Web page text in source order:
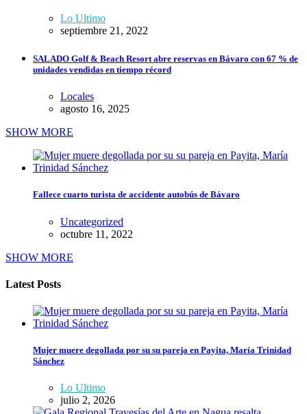
Lo Ultimo
septiembre 21, 2022
SALADO Golf & Beach Resort abre reservas en Bávaro con 67 % de
unidades vendidas en tiempo récord
Locales
agosto 16, 2025
SHOW MORE
Fallece cuarto turista de accidente autobús de Bávaro
Uncategorized
octubre 11, 2022
SHOW MORE
Latest Posts
Mujer muere degollada por su su pareja en Payita, María Trinidad
Sánchez
Lo Ultimo
julio 2, 2026